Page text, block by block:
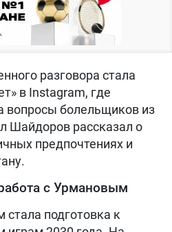
разговора стала
в Instagram, где
вопросы болельщиков из
Шайдоров рассказал о
предпочтениях и
с Урмановым
стала подготовка к